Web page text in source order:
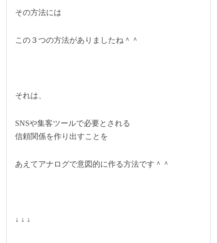
その方法には
この３つの方法がありましたね＾＾
それは、
SNSや集客ツールで必要とされる
信頼関係を作り出すことを
あえてアナログで意図的に作る方法です＾＾
↓ ↓ ↓